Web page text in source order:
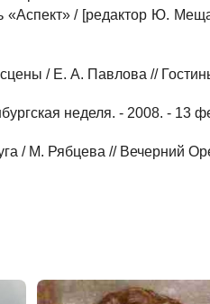
«Аспект» / [редактор Ю.
/ Е. А. Павлова //
неделя. - 2008. - 13
/ М. Рябцева // Вечерний